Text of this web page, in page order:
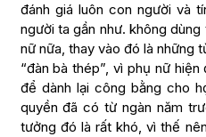
đánh giá luôn con người và
người ta gần như. không
nữ nữa, thay vào đó là những
“đàn bà thép”, vì phụ nữ
để dành lại công bằng cho
quyền đã có từ ngàn năm
tưởng đó là rất khó, vì thế